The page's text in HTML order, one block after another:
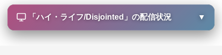
「ハイ・ライフ/Disjointed 」の配信状況 ▼